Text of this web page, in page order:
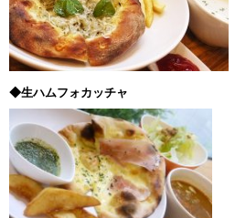
◆生ハムフォカッチャ